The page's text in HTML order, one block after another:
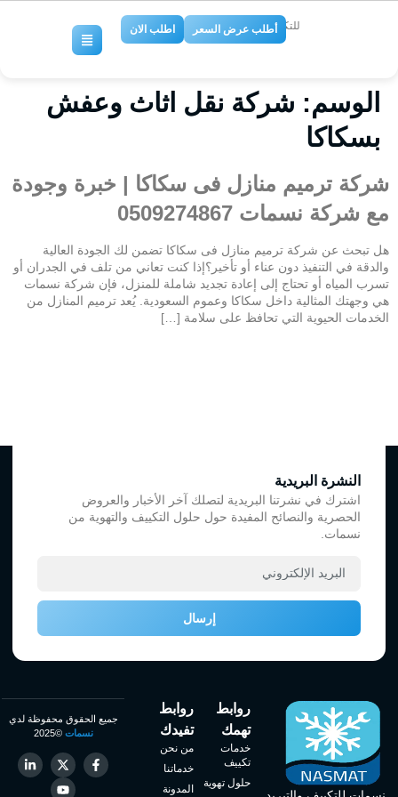
للتكييف والتبريد
أطلب عرض السعر اطلب الان
الوسم: شركة نقل اثاث وعفش
بسكاكا
شركة ترميم منازل فى سكاكا | خبرة وجودة
مع شركة نسمات 0509274867
هل تبحث عن شركة ترميم منازل فى سكاكا تضمن لك الجودة العالية
والدقة في التنفيذ دون عناء أو تأخير؟إذا كنت تعاني من تلف في الجدران أو
تسرب المياه أو تحتاج إلى إعادة تجديد شاملة للمنزل، فإن شركة نسمات
هي وجهتك المثالية داخل سكاكا وعموم السعودية. يُعد ترميم المنازل من
الخدمات الحيوية التي تحافظ على سلامة […]
روابط
تهمك
خدمات
تكييف
حلول تهوية
روابط
تفيدك
من نحن
خدماتنا
المدونة
جميع الحقوق محفوظة لدي
نسمات©2025
النشرة البريدية
اشترك في نشرتنا البريدية لتصلك آخر الأخبار والعروض
الحصرية والنصائح المفيدة حول حلول التكييف والتهوية من
نسمات.
إرسال